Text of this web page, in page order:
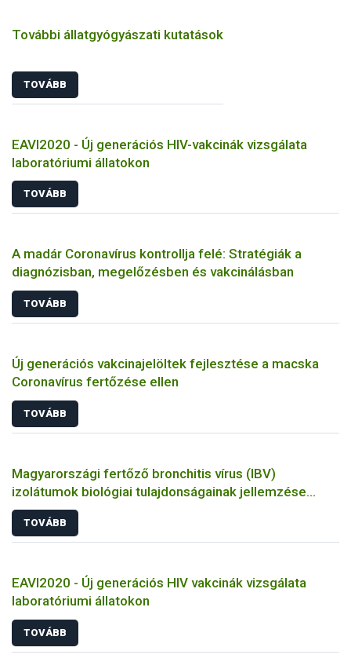
További állatgyógyászati kutatások
TOVÁBB
EAVI2020 - Új generációs HIV-vakcinák vizsgálata
laboratóriumi állatokon
TOVÁBB
A madár Coronavírus kontrollja felé: Stratégiák a
diagnózisban, megelőzésben és vakcinálásban
TOVÁBB
Új generációs vakcinajelöltek fejlesztése a macska
Coronavírus fertőzése ellen
TOVÁBB
Magyarországi fertőző bronchitis vírus (IBV)
izolátumok biológiai tulajdonságainak jellemzése
állatkísérletes és molekuláris biológiai eszközökkel
TOVÁBB
EAVI2020 - Új generációs HIV vakcinák vizsgálata
laboratóriumi állatokon
TOVÁBB